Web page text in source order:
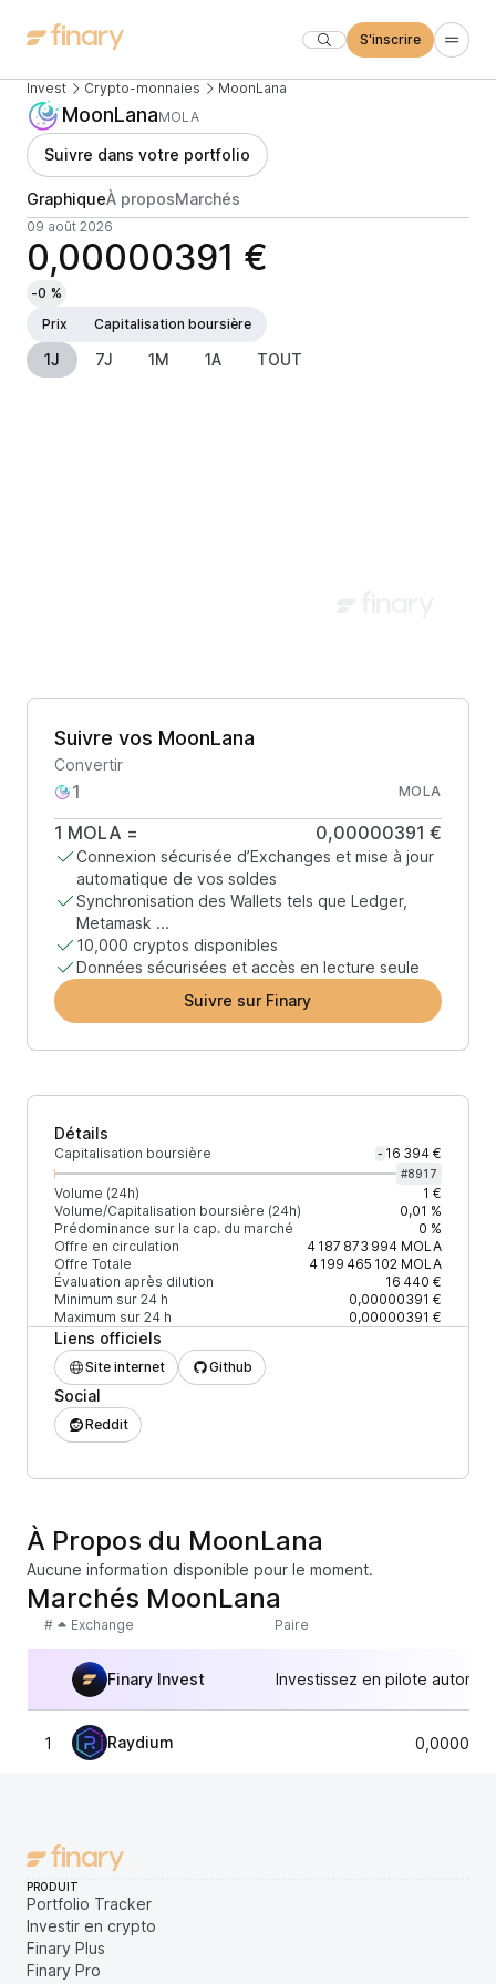
S'inscrire
Invest Crypto-monnaies MoonLana
MoonLanaMOLA
Suivre dans votre portfolio
GraphiqueÀ proposMarchés
09 août 2026
0,00000391 €
-0 %
Prix
Capitalisation boursière
1J 7J 1M 1A TOUT
Suivre vos MoonLana
Convertir
MOLA
1 MOLA = 0,00000391 €
Connexion sécurisée d’Exchanges et mise à jour
automatique de vos soldes
Synchronisation des Wallets tels que Ledger,
Metamask ...
10,000 cryptos disponibles
Données sécurisées et accès en lecture seule
Suivre sur Finary
Détails
Capitalisation boursière - 16 394 €
#8917
Volume (24h)
1 €
Volume/Capitalisation boursière (24h)
0,01 %
Prédominance sur la cap. du marché
0 %
Offre en circulation
4 187 873 994MOLA
Offre Totale
4 199 465 102MOLA
Évaluation après dilution
16 440 €
Minimum sur 24 h
0,00000391 €
Maximum sur 24 h
0,00000391 €
Liens officiels
Site internet Github
Social
Reddit
À Propos du MoonLana
Aucune information disponible pour le moment.
Marchés MoonLana
# Exchange Paire
Finary Invest Investissez en pilote
1 Raydium
PRODUIT
Portfolio Tracker
Investir en crypto
Finary Plus
Finary Pro